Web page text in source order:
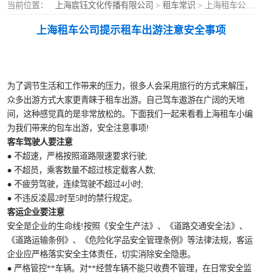
当前位置： 上海宸钰文化传播有限公司 > 租车常识 > 上海租车公司提示租车出游注意安全事项
上海租车公司提示租车出游注意安全事项
为了调节生活和工作带来的压力，很多人会采用旅行的方式来解压，
众多出游方式大家更青睐于租车出游。自己驾车遨游在广阔的天地
间，这种感觉真的是非常放松的。下面我们一起来看看上海租车小编
为我们带来的包车出游，安全注意事项!
客车驾驶人要注意
● 不超速，严格按照道路限速要求行驶;
● 不超员，乘客数量不超过核定载客人数;
● 不疲劳驾驶，连续驾驶不超过4小时;
● 不违反凌晨2时至5时的禁行规定。
客运企业要注意
安全是企业的生命线!按照《安全生产法》、《道路交通安全法》、
《道路运输条例》、《危险化学品安全管理条例》等法律法规，客运
企业应严格落实安全主体责任，切实消除安全隐患。
● 严格管控**车辆。对**经营车辆不能只收费不管理，在日常安全监